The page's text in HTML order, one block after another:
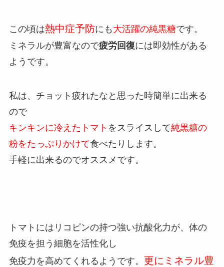
この頃は熱中症予防にも 大活躍の純黒糖です。
ミネラルが豊富なので疲労回復には即効性がある
ようです。
私は、チョット疲れたなと思った時簡単に出来る
ので
キンキンに冷えたトマト をスライスして純黒糖の
粉をたっぷりかけて食べたりします。
手軽に出来るのでオススメです。
トマトにはリコピンの持つ強い抗酸化力が、体の
免疫を担う細胞を活性化し
免疫力を高めてくれるようです。 更にミネラル豊